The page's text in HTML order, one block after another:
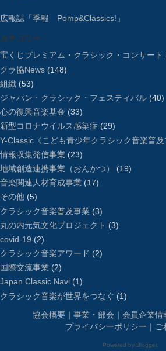
広報誌「季報 Pomp&Classics!」
カテゴリー
宝くじプレミアム・クラシック・コンサート
クラ協News (148)
組織 (53)
ジャパン・クラシック・フェスティバル (40)
心の復興音楽基金 (33)
新型コロナウイルス感染症 (29)
Y-Classic《こども青少年クラシック音楽普及
情報収集発信事業 (23)
地域創造連携事業（おんかつ）
(19)
音楽関連人材育成事業 (17)
その他 (5)
クラシック音楽普及事業 (3)
丸の内元気文化プロジェクト (3)
covid-19 (2)
クラシック音楽アワード (2)
国際交流事業 (2)
Japan Classic Navi (1)
クラシック音楽が世界をつなぐ (1)
協会概要 ｜ 事業・部会 ｜ 会員企業情
プライバシーポリシー ｜ ご
Powered by Blogger.